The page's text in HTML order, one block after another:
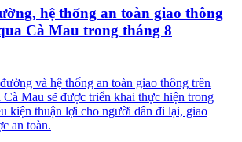
hệ thống an toàn giao thông
Cà Mau trong tháng 8
và hệ thống an toàn giao thông trên
Mau sẽ được triển khai thực hiện trong
kiện thuận lợi cho người dân đi lại, giao
an toàn.